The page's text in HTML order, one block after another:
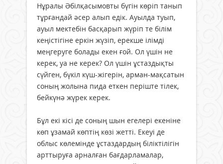
Нұралы Әбілқасымовты бүгін көріп танып
тұрғандай әсер алып едік. Ауылда туып,
ауыл мектебін басқарып жүріп те білім
кеңістігіне еркін жүзіп, ерекше ілімді
меңгеруге болады екен ғой. Ол үшін не
керек, уа не керек? Ол үшін ұстаздықты
сүйген, бүкіл күш-жігерін, арман-мақсатын
соның жолына пида еткен періште тілек,
бейкүнә жүрек керек.
Бұл екі кісі де соның шын егелері екеніне
көп ұзамай көптің көзі жетті. Екеуі де
облыс көлемінде ұстаздардың біліктілігін
арттыруға арналған бағдарламалар,